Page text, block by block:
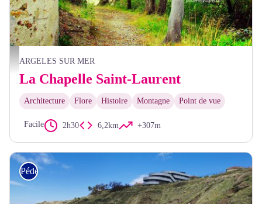
Sous-bois Chapelle Saint Laurent - Aurélie Rubio
ARGELES SUR MER
La Chapelle Saint-Laurent
Architecture Flore Histoire Montagne Point de vue
Facile 2h30 6,2km +307m
Pédestre